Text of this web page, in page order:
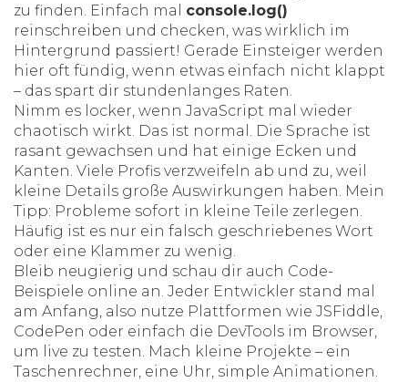
zu finden. Einfach mal console.log()
reinschreiben und checken, was wirklich im
Hintergrund passiert! Gerade Einsteiger werden
hier oft fündig, wenn etwas einfach nicht klappt
– das spart dir stundenlanges Raten.
Nimm es locker, wenn JavaScript mal wieder
chaotisch wirkt. Das ist normal. Die Sprache ist
rasant gewachsen und hat einige Ecken und
Kanten. Viele Profis verzweifeln ab und zu, weil
kleine Details große Auswirkungen haben. Mein
Tipp: Probleme sofort in kleine Teile zerlegen.
Häufig ist es nur ein falsch geschriebenes Wort
oder eine Klammer zu wenig.
Bleib neugierig und schau dir auch Code-
Beispiele online an. Jeder Entwickler stand mal
am Anfang, also nutze Plattformen wie JSFiddle,
CodePen oder einfach die DevTools im Browser,
um live zu testen. Mach kleine Projekte – ein
Taschenrechner, eine Uhr, simple Animationen.